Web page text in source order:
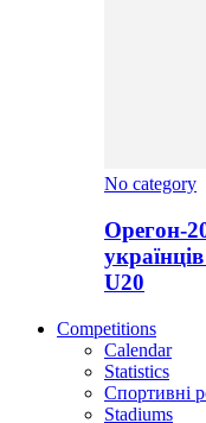
No category
Орегон-
U20
Competitions
Calendar
Statistics
Спортивні
Stadiums